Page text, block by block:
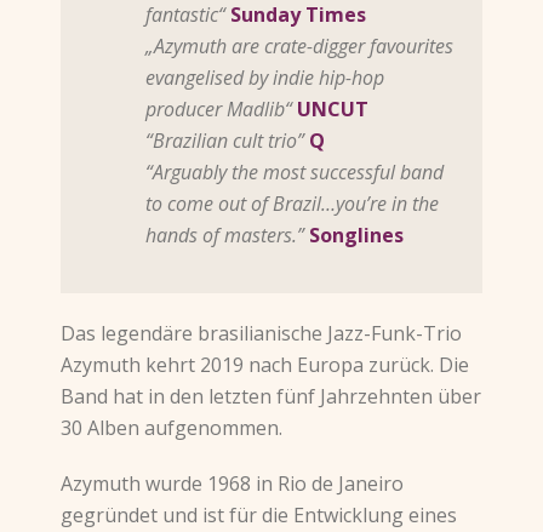
fantastic“ Sunday Times
„Azymuth are crate-digger favourites
evangelised by indie hip-hop
producer Madlib“ UNCUT
“Brazilian cult trio” Q
“Arguably the most successful band
to come out of Brazil…you’re in the
hands of masters.” Songlines
Das legendäre brasilianische Jazz-Funk-Trio
Azymuth kehrt 2019 nach Europa zurück. Die
Band hat in den letzten fünf Jahrzehnten über
30 Alben aufgenommen.
Azymuth wurde 1968 in Rio de Janeiro
gegründet und ist für die Entwicklung eines